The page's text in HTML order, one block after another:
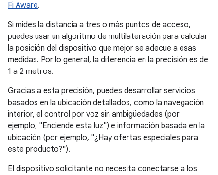
Fi Aware.
Si mides la distancia a tres o más puntos de acceso,
puedes usar un algoritmo de multilateración para calcular
la posición del dispositivo que mejor se adecue a esas
medidas. Por lo general, la diferencia en la precisión es de
1 a 2 metros.
Gracias a esta precisión, puedes desarrollar servicios
basados en la ubicación detallados, como la navegación
interior, el control por voz sin ambigüedades (por
ejemplo, "Enciende esta luz") e información basada en la
ubicación (por ejemplo, "¿Hay ofertas especiales para
este producto?").
El dispositivo solicitante no necesita conectarse a los